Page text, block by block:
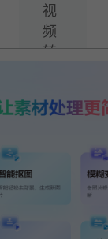
视
频
转
免